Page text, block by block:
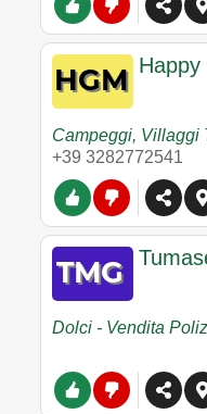
Campeggi, Villaggi
+39 3282772541
Dolci - Vendita